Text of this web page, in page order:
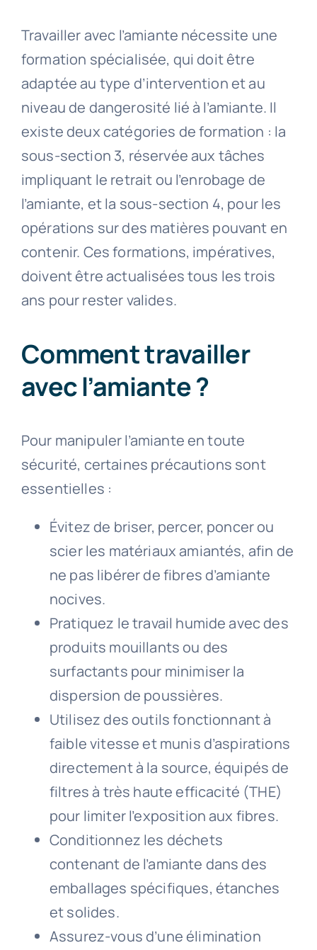
Travailler avec l’amiante nécessite une
formation spécialisée, qui doit être
adaptée au type d’intervention et au
niveau de dangerosité lié à l’amiante. Il
existe deux catégories de formation : la
sous-section 3, réservée aux tâches
impliquant le retrait ou l’enrobage de
l’amiante, et la sous-section 4, pour les
opérations sur des matières pouvant en
contenir. Ces formations, impératives,
doivent être actualisées tous les trois
ans pour rester valides.
Comment travailler
avec l’amiante ?
Pour manipuler l’amiante en toute
sécurité, certaines précautions sont
essentielles :
Évitez de briser, percer, poncer ou
scier les matériaux amiantés, afin de
ne pas libérer de fibres d’amiante
nocives.
Pratiquez le travail humide avec des
produits mouillants ou des
surfactants pour minimiser la
dispersion de poussières.
Utilisez des outils fonctionnant à
faible vitesse et munis d’aspirations
directement à la source, équipés de
filtres à très haute efficacité (THE)
pour limiter l’exposition aux fibres.
Conditionnez les déchets
contenant de l’amiante dans des
emballages spécifiques, étanches
et solides.
Assurez-vous d’une élimination